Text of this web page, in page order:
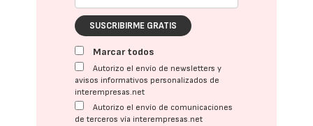
SUSCRIBIRME GRATIS
Marcar todos
Autorizo el envío de newsletters y
avisos informativos personalizados de
interempresas.net
Autorizo el envío de comunicaciones
de terceros vía interempresas.net